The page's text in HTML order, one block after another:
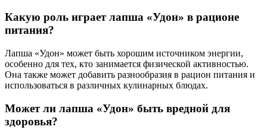
Какую роль играет лапша «Удон» в рационе
питания?
Лапша «Удон» может быть хорошим источником энергии,
особенно для тех, кто занимается физической активностью.
Она также может добавить разнообразия в рацион питания и
использоваться в различных кулинарных блюдах.
Может ли лапша «Удон» быть вредной для
здоровья?